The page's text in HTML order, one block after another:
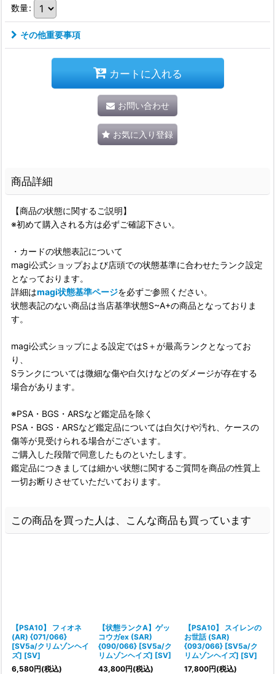
数量:
その他重要事項
カートに入れる
お問い合わせ
お気に入り登録
商品詳細
【商品の状態に関するご説明】
※初めて購入される方は必ずご確認下さい。
・カードの状態表記について
magi公式ショップおよび店頭での状態基準に合わせたランク設定
となっております。
詳細はmagi状態基準ページを必ずご参照ください。
状態表記のない商品は当店基準状態S~A+の商品となっておりま
す。
magi公式ショップによる設定ではS＋が最高ランクとなってお
り、
Sランクについては微細な傷や白欠けなどのダメージが存在する
場合があります。
※PSA・BGS・ARSなど鑑定品を除く
PSA・BGS・ARSなど鑑定品については白欠けや汚れ、ケースの
傷等が見受けられる場合がございます。
ご購入した段階で同意したものといたします。
鑑定品につきましては細かい状態に関するご質問を商品の性質上
一切お断りさせていただいております。
この商品を買った人は、こんな商品も買っています
【PSA10】 フィオネ
(AR) {071/066}
[SV5a/クリムゾンヘイ
ズ] [SV]
6,580円(税込)
【状態ランクA】ゲッ
コウガex (SAR)
{090/066} [SV5a/ク
リムゾンヘイズ] [SV]
43,800円(税込)
【PSA10】 スイレンの
お世話 (SAR)
{093/066} [SV5a/ク
リムゾンヘイズ] [SV]
17,800円(税込)